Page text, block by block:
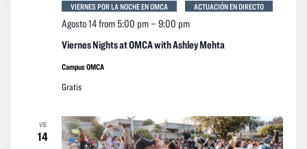
Viernes Nights at OMCA with Ashley Mehta
Agosto 14 from 5:00 pm– 9:00 pm
VIERNES POR LA NOCHE EN OMCA
ACTUACIÓN EN DIRECTO
Campus OMCA
Gratis
VIE
14